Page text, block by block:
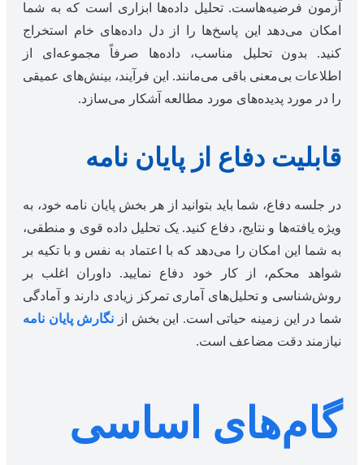
آزمون فرضیه‌هاست. تحلیل داده‌ها ابزاری است که به شما
امکان می‌دهد این پاسخ‌ها را از دل داده‌های خام استخراج
کنید. بدون تحلیل مناسب، داده‌ها صرفاً مجموعه‌ای از
اطلاعات بی‌معنی باقی می‌مانند. این فرآیند، بینش‌های عمیقی
را در مورد پدیده‌های مورد مطالعه آشکار می‌سازد.
قابلیت دفاع از پایان نامه
در جلسه دفاع، شما باید بتوانید از هر بخش پایان نامه خود، به
ویژه یافته‌ها و نتایج، دفاع کنید. یک تحلیل داده قوی و منطقی،
به شما این امکان را می‌دهد که با اعتماد به نفس و با تکیه بر
شواهد محکم، از کار خود دفاع نمایید. داوران اغلب بر
روش‌شناسی و تحلیل‌های آماری تمرکز زیادی دارند و آمادگی
شما در این زمینه حیاتی است. این بخش از نگارش پایان نامه
نیازمند دقت مضاعف است.
گام‌های اساسی